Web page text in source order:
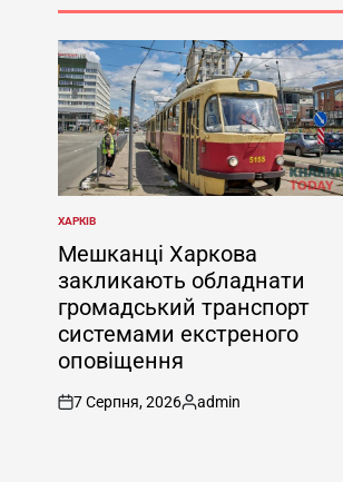
ОПУБЛІКУВАТИ
У
ХАРКІВ
Мешканці Харкова
закликають обладнати
громадський транспорт
системами екстреного
оповіщення
on
7 Серпня, 2026
Опубліковано
admin